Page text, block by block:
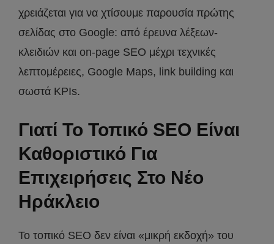
χρειάζεται για να χτίσουμε παρουσία πρώτης
σελίδας στο Google: από έρευνα λέξεων-
κλειδιών και on-page SEO μέχρι τεχνικές
λεπτομέρειες, Google Maps, link building και
σωστά KPIs.
Γιατί Το Τοπικό SEO Είναι
Καθοριστικό Για
Επιχειρήσεις Στο Νέο
Ηράκλειο
Το τοπικό SEO δεν είναι «μικρή εκδοχή» του